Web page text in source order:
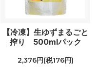
【冷凍】生ゆずまるごと
搾り 500mlパック
2,376円(税176円)